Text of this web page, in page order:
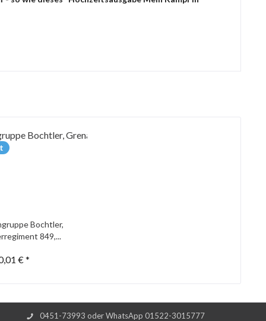
Bochtler,
849,...
€ *
0451-73993 oder WhatsApp 01522-3015777